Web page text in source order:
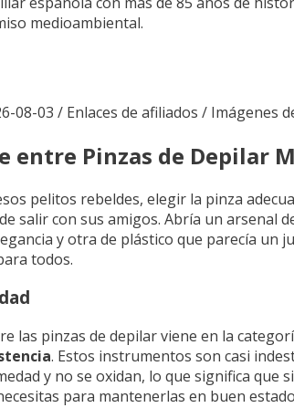
medioambiental.
08-03 / Enlaces de afiliados / Imágenes
entre Pinzas de Depilar
pelitos rebeldes, elegir la pinza
salir con sus amigos. Abría un arsenal
y otra de plástico que parecía un
todos.
las pinzas de depilar viene en la
. Estos instrumentos son casi
y no se oxidan, lo que significa
para mantenerlas en buen